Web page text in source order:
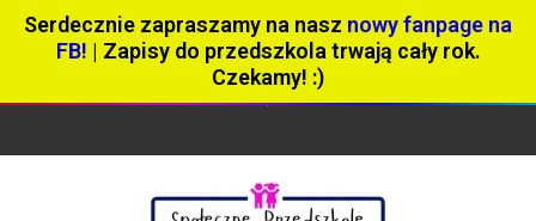
Serdecznie zapraszamy na nasz nowy fanpage na
FB! | Zapisy do przedszkola trwają cały rok.
Czekamy! :)